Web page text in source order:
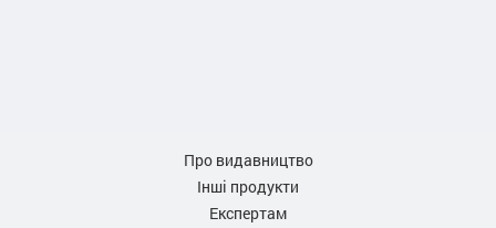
Про видавництво
Інші продукти
Експертам